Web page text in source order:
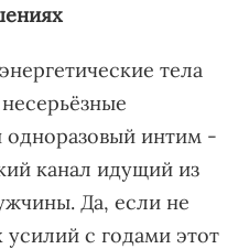
тела
интим -
канал идущий из
Да, если не
с годами этот